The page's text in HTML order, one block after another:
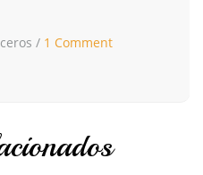
/ 1 Comment